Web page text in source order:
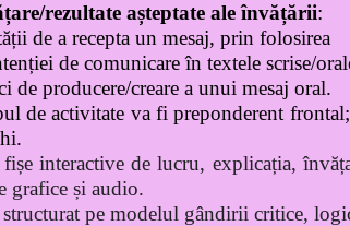
rezultate așteptate ale învățării:
de a recepta un mesaj, prin folosirea
de comunicare în textele scrise/
de producere/creare a unui mesaj oral.
de activitate va fi preponderent
fișe interactive de lucru, explicația,
grafice și audio.
pe modelul gândirii critice,